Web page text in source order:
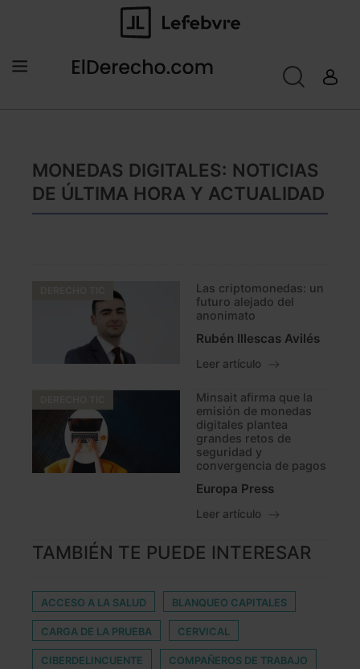
MONEDAS DIGITALES: NOTICIAS
DE ÚLTIMA HORA Y ACTUALIDAD
Las criptomonedas: un
futuro alejado del
anonimato
Rubén Illescas Avilés
Leer artículo
Minsait afirma que la
emisión de monedas
digitales plantea
grandes retos de
seguridad y
convergencia de pagos
Europa Press
Leer artículo
TAMBIÉN TE PUEDE INTERESAR
ACCESO A LA SALUD BLANQUEO CAPITALES
CARGA DE LA PRUEBA CERVICAL
CIBERDELINCUENTE COMPAÑEROS DE TRABAJO